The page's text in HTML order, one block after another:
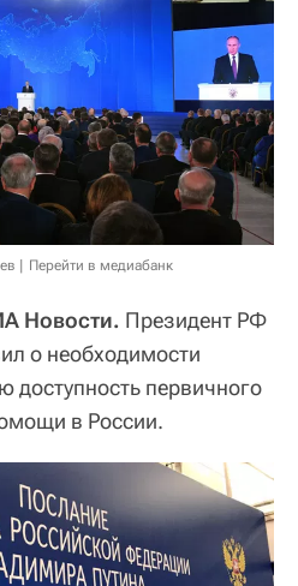
Перейти в медиабанк
Новости. Президент РФ
о необходимости
доступность первичного
в России.